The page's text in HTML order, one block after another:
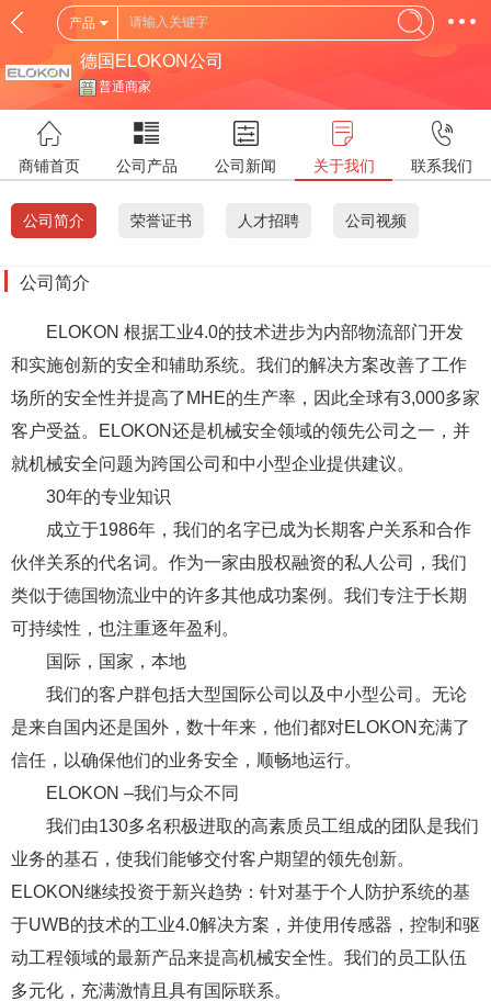
产品
德国ELOKON公司
普通商家
商铺首页 公司产品 公司新闻 关于我们 联系我们
公司简介 荣誉证书 人才招聘 公司视频
公司简介
ELOKON 根据工业4.0的技术进步为内部物流部门开发
和实施创新的安全和辅助系统。我们的解决方案改善了工作
场所的安全性并提高了MHE的生产率，因此全球有3,000多家
客户受益。ELOKON还是机械安全领域的领先公司之一，并
就机械安全问题为跨国公司和中小型企业提供建议。
30年的专业知识
成立于1986年，我们的名字已成为长期客户关系和合作
伙伴关系的代名词。作为一家由股权融资的私人公司，我们
类似于德国物流业中的许多其他成功案例。我们专注于长期
可持续性，也注重逐年盈利。
国际，国家，本地
我们的客户群包括大型国际公司以及中小型公司。无论
是来自国内还是国外，数十年来，他们都对ELOKON充满了
信任，以确保他们的业务安全，顺畅地运行。
ELOKON –我们与众不同
我们由130多名积极进取的高素质员工组成的团队是我们
业务的基石，使我们能够交付客户期望的领先创新。
ELOKON继续投资于新兴趋势：针对基于个人防护系统的基
于UWB的技术的工业4.0解决方案，并使用传感器，控制和驱
动工程领域的最新产品来提高机械安全性。我们的员工队伍
多元化，充满激情且具有国际联系。